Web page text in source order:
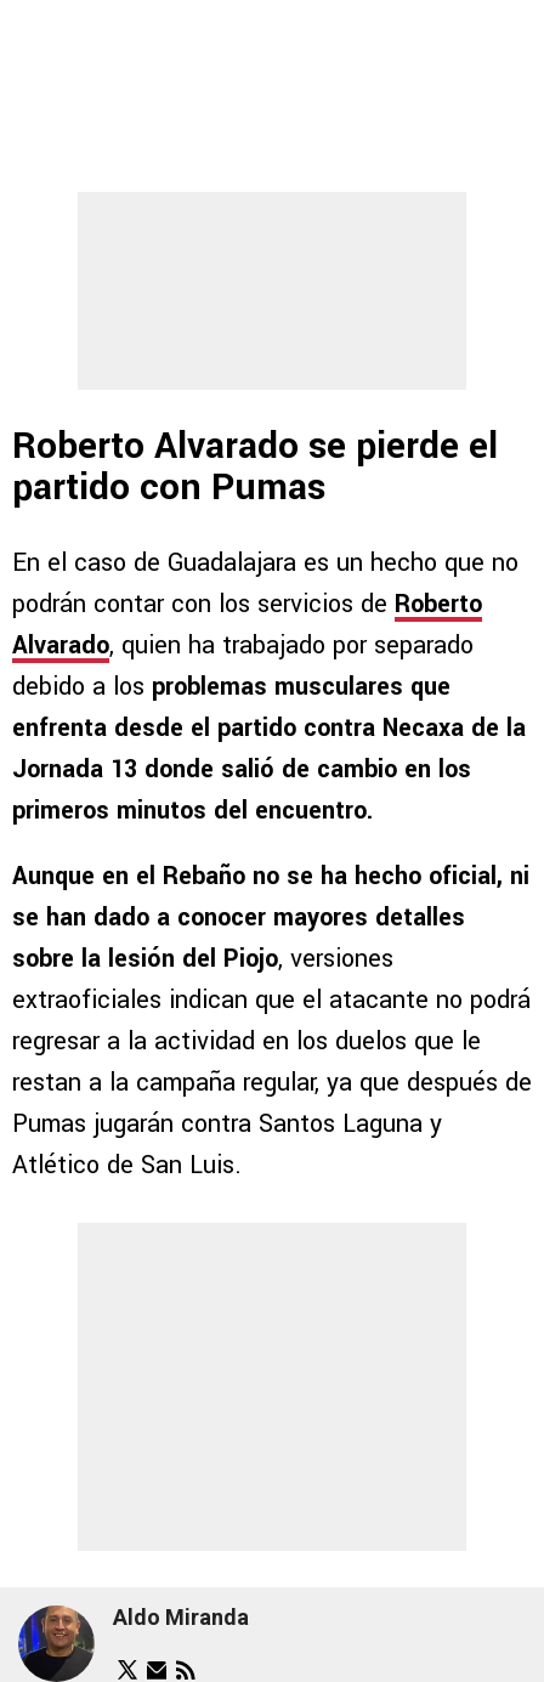
Roberto Alvarado se pierde el
partido con Pumas
En el caso de Guadalajara es un hecho que no
podrán contar con los servicios de Roberto
Alvarado, quien ha trabajado por separado
debido a los problemas musculares que
enfrenta desde el partido contra Necaxa de la
Jornada 13 donde salió de cambio en los
primeros minutos del encuentro.
Aunque en el Rebaño no se ha hecho oficial, ni
se han dado a conocer mayores detalles
sobre la lesión del Piojo, versiones
extraoficiales indican que el atacante no podrá
regresar a la actividad en los duelos que le
restan a la campaña regular, ya que después de
Pumas jugarán contra Santos Laguna y
Atlético de San Luis.
Aldo Miranda